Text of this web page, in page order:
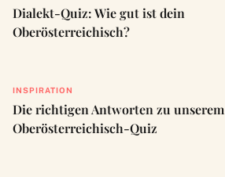
Dialekt-Quiz: Wie gut ist dein
Oberösterreichisch?
INSPIRATION
Die richtigen Antworten zu unserem
Oberösterreichisch-Quiz